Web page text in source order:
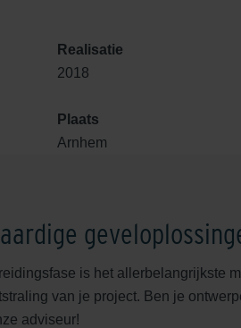
Realisatie
2018
Plaats
Arnhem
is het allerbelangrijkste
van je project. Ben je
adviseur!